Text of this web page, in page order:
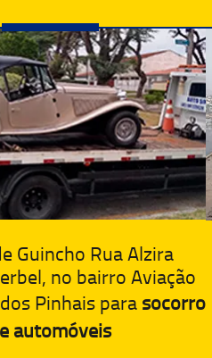
Guincho Rua Alzira
no bairro Aviação
Pinhais parasocorro
automóveis